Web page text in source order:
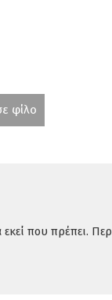
φίλο
που πρέπει.